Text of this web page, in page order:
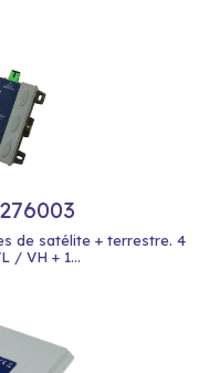
276003
de satélite + terrestre. 4
/ VH + 1...